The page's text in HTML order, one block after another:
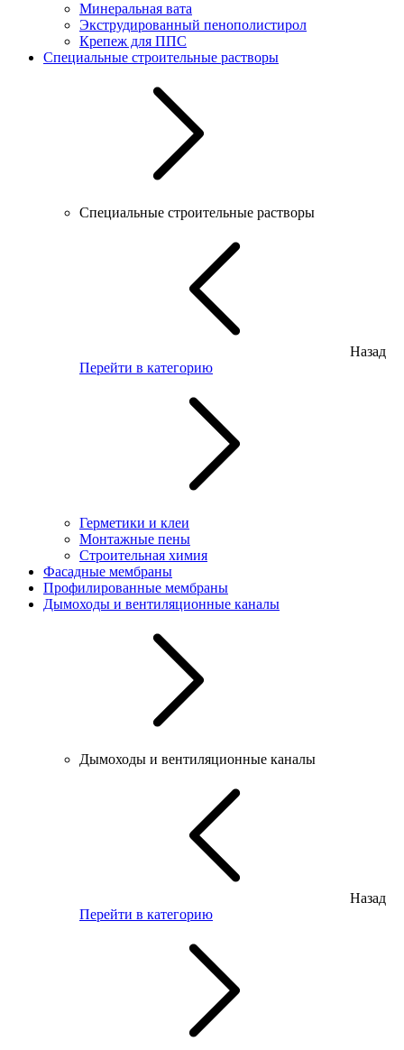
Минеральная вата
Экструдированный пенополистирол
Крепеж для ППС
Специальные строительные растворы
Специальные строительные растворы
Назад
Перейти в категорию
Герметики и клеи
Монтажные пены
Строительная химия
Фасадные мембраны
Профилированные мембраны
Дымоходы и вентиляционные каналы
Дымоходы и вентиляционные каналы
Назад
Перейти в категорию